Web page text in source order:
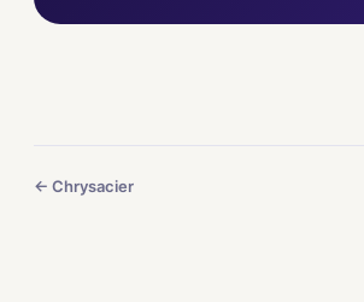
← Chrysacier